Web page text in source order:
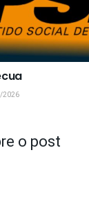
2026
o post